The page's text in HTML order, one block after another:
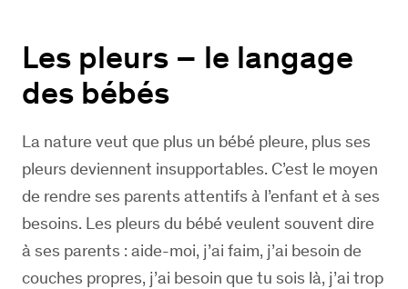
Les pleurs – le langage
des bébés
La nature veut que plus un bébé pleure, plus ses
pleurs deviennent insupportables. C’est le moyen
de rendre ses parents attentifs à l’enfant et à ses
besoins. Les pleurs du bébé veulent souvent dire
à ses parents : aide-moi, j’ai faim, j’ai besoin de
couches propres, j’ai besoin que tu sois là, j’ai trop